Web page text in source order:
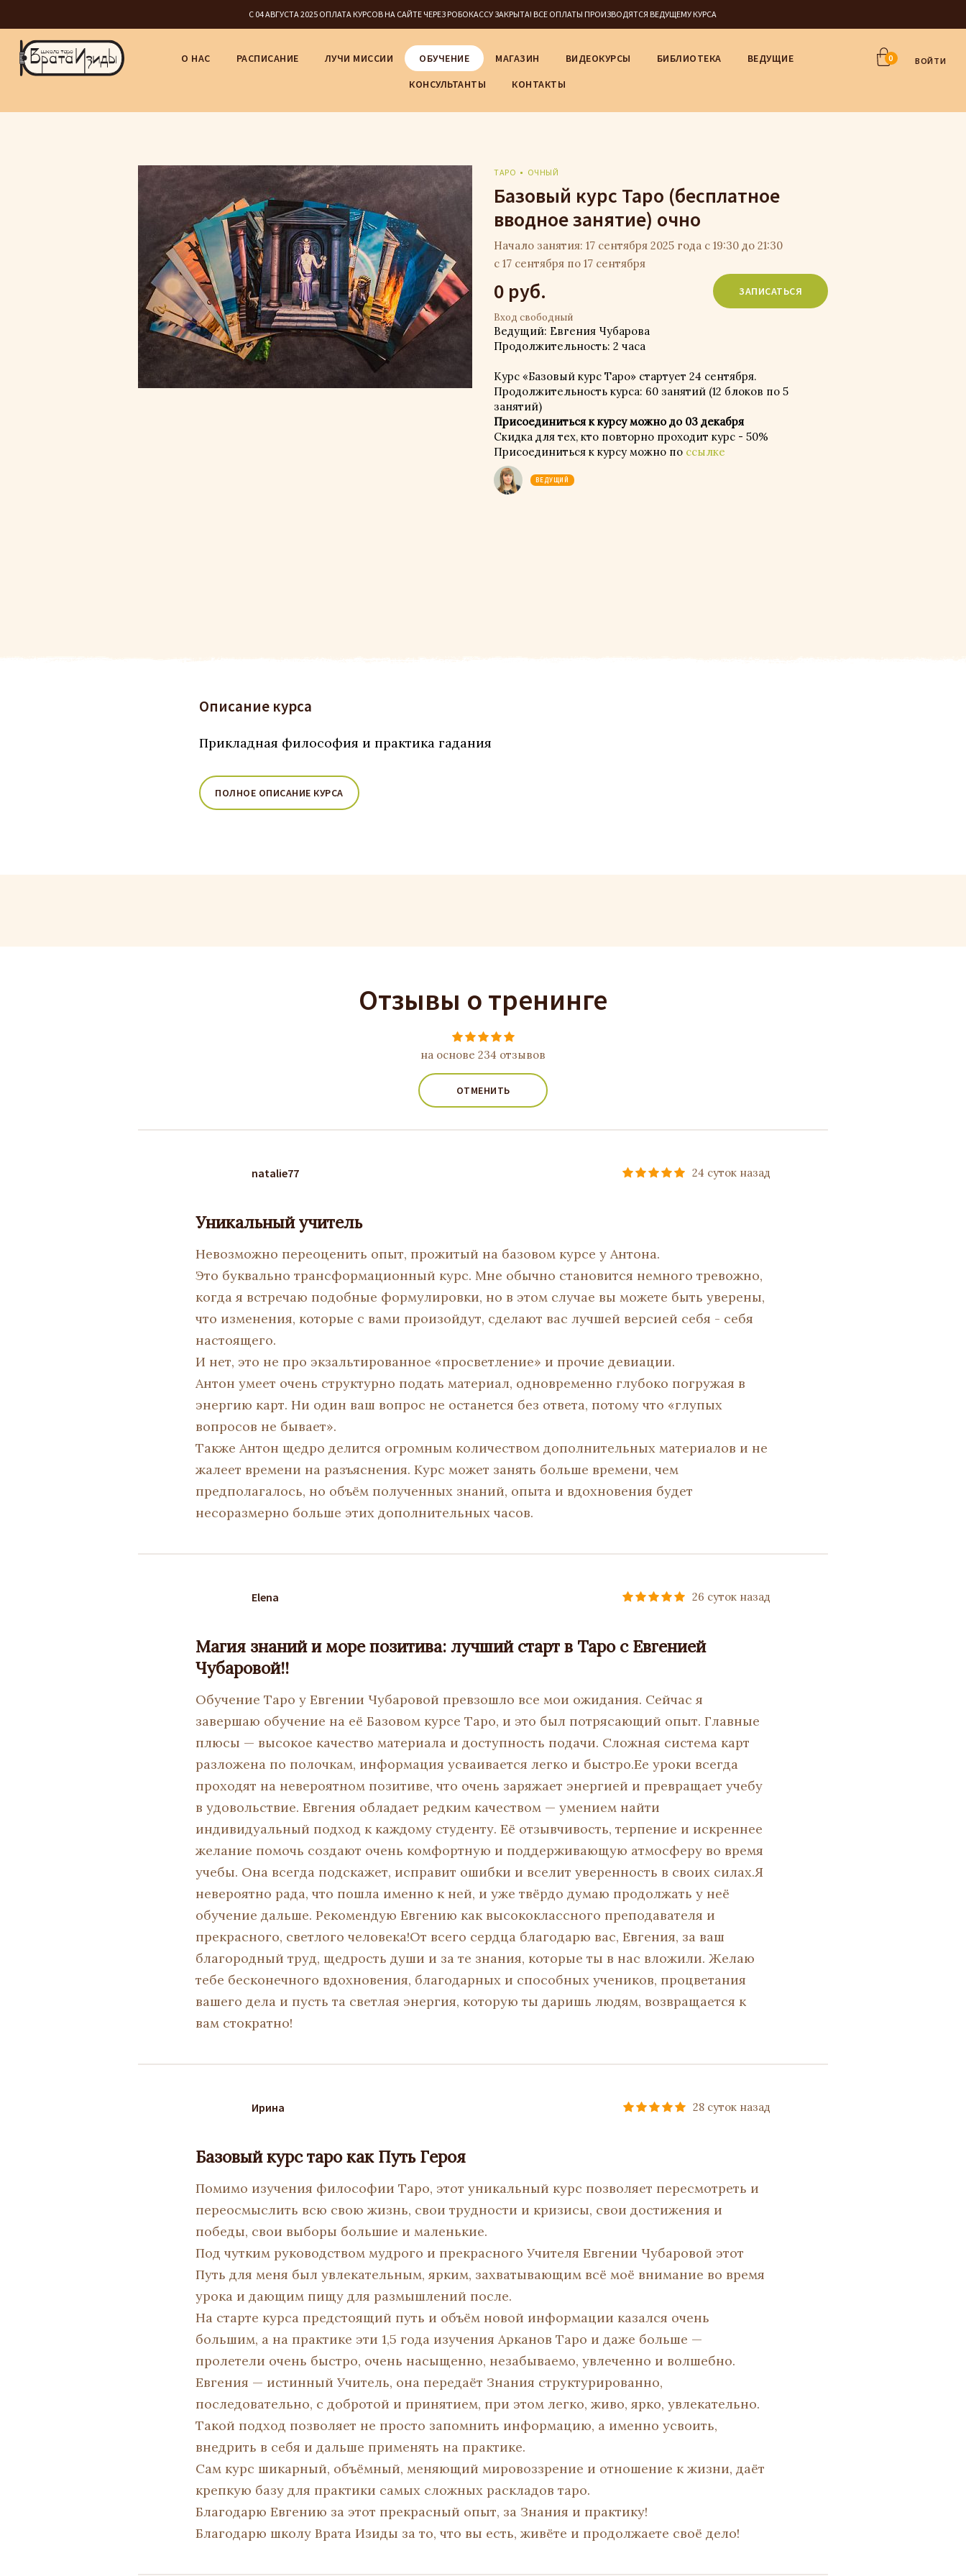
С 04 АВГУСТА 2025 ОПЛАТА КУРСОВ НА САЙТЕ ЧЕРЕЗ РОБОКАССУ ЗАКРЫТА! ВСЕ ОПЛАТЫ ПРОИЗВОДЯТСЯ ВЕДУЩЕМУ КУРСА
0 ВОЙТИ
О НАС РАСПИСАНИЕ ЛУЧИ МИССИИ ОБУЧЕНИЕ МАГАЗИН ВИДЕОКУРСЫ БИБЛИОТЕКА
ВЕДУЩИЕ
КОНСУЛЬТАНТЫ
КОНТАКТЫ
ТАРО ОЧНЫЙ
Базовый курс Таро (бесплатное
вводное занятие) очно
Начало занятия: 17 сентября 2025 года с 19:30 до 21:30
с 17 сентября по 17 сентября
ЗАПИСАТЬСЯ
0 руб.
Вход свободный
Ведущий: Евгения Чубарова
Продолжительность: 2 часа
Курс «Базовый курс Таро» стартует 24 сентября.
Продолжительность курса: 60 занятий (12 блоков по 5
занятий)
Присоединиться к курсу можно до 03 декабря
Скидка для тех, кто повторно проходит курс - 50%
Присоединиться к курсу можно по ссылке
ВЕДУЩИЙ
Описание курса
Прикладная философия и практика гадания
ПОЛНОЕ ОПИСАНИЕ КУРСА
Отзывы о тренинге
на основе 234 отзывов
ОТМЕНИТЬ
24 суток назад
natalie77
Уникальный учитель
Невозможно переоценить опыт, прожитый на базовом курсе у Антона.
Это буквально трансформационный курс. Мне обычно становится немного тревожно,
когда я встречаю подобные формулировки, но в этом случае вы можете быть уверены,
что изменения, которые с вами произойдут, сделают вас лучшей версией себя - себя
настоящего.
И нет, это не про экзальтированное «просветление» и прочие девиации.
Антон умеет очень структурно подать материал, одновременно глубоко погружая в
энергию карт. Ни один ваш вопрос не останется без ответа, потому что «глупых
вопросов не бывает».
Также Антон щедро делится огромным количеством дополнительных материалов и не
жалеет времени на разъяснения. Курс может занять больше времени, чем
предполагалось, но объём полученных знаний, опыта и вдохновения будет
несоразмерно больше этих дополнительных часов.
26 суток назад
Elena
Магия знаний и море позитива: лучший старт в Таро с Евгенией
Чубаровой!!
Обучение Таро у Евгении Чубаровой превзошло все мои ожидания. Сейчас я
завершаю обучение на её Базовом курсе Таро, и это был потрясающий опыт. Главные
плюсы — высокое качество материала и доступность подачи. Сложная система карт
разложена по полочкам, информация усваивается легко и быстро.Ее уроки всегда
проходят на невероятном позитиве, что очень заряжает энергией и превращает учебу
в удовольствие. Евгения обладает редким качеством — умением найти
индивидуальный подход к каждому студенту. Её отзывчивость, терпение и искреннее
желание помочь создают очень комфортную и поддерживающую атмосферу во время
учебы. Она всегда подскажет, исправит ошибки и вселит уверенность в своих силах.Я
невероятно рада, что пошла именно к ней, и уже твёрдо думаю продолжать у неё
обучение дальше. Рекомендую Евгению как высококлассного преподавателя и
прекрасного, светлого человека!От всего сердца благодарю вас, Евгения, за ваш
благородный труд, щедрость души и за те знания, которые ты в нас вложили. Желаю
тебе бесконечного вдохновения, благодарных и способных учеников, процветания
вашего дела и пусть та светлая энергия, которую ты даришь людям, возвращается к
вам стократно!
28 суток назад
Ирина
Базовый курс таро как Путь Героя
Помимо изучения философии Таро, этот уникальный курс позволяет пересмотреть и
переосмыслить всю свою жизнь, свои трудности и кризисы, свои достижения и
победы, свои выборы большие и маленькие.
Под чутким руководством мудрого и прекрасного Учителя Евгении Чубаровой этот
Путь для меня был увлекательным, ярким, захватывающим всё моё внимание во время
урока и дающим пищу для размышлений после.
На старте курса предстоящий путь и объём новой информации казался очень
большим, а на практике эти 1,5 года изучения Арканов Таро и даже больше —
пролетели очень быстро, очень насыщенно, незабываемо, увлеченно и волшебно.
Евгения — истинный Учитель, она передаёт Знания структурированно,
последовательно, с добротой и принятием, при этом легко, живо, ярко, увлекательно.
Такой подход позволяет не просто запомнить информацию, а именно усвоить,
внедрить в себя и дальше применять на практике.
Сам курс шикарный, объёмный, меняющий мировоззрение и отношение к жизни, даёт
крепкую базу для практики самых сложных раскладов таро.
Благодарю Евгению за этот прекрасный опыт, за Знания и практику!
Благодарю школу Врата Изиды за то, что вы есть, живёте и продолжаете своё дело!